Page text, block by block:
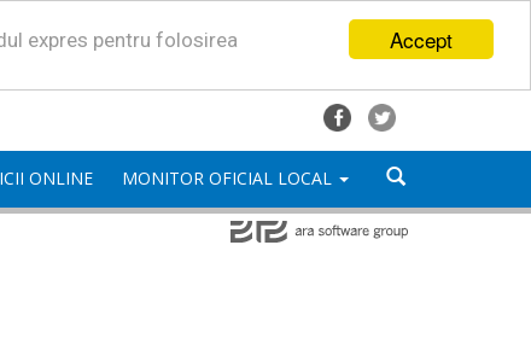
Accept
expres pentru folosirea
ONLINE MONITOR OFICIAL LOCAL